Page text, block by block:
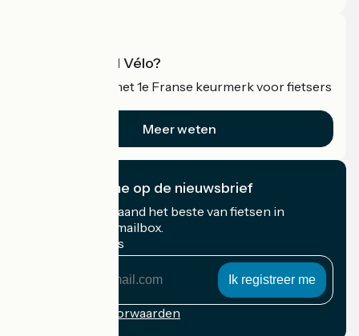
Wat is Accueil Vélo?
Accueil Vélo is het 1e Franse keurmerk voor fietsers
Meer weten
Ik abonneer me op de nieuwsbrief
Ontvang elke maand het beste van fietsen in
Frankrijk in uw mailbox.
Mijn e-mailadres
Inschrijvingsvoorwaarden